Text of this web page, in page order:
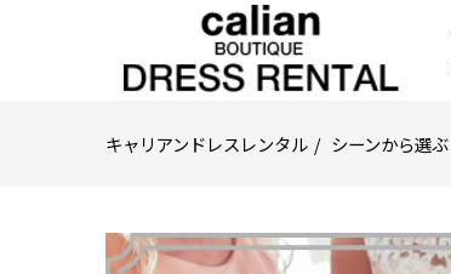
キャリアンドレスレンタル シーンから選ぶ